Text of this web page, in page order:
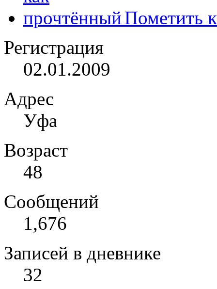
Пометить
Регистрация
02.01.2009
Адрес
Уфа
Возраст
48
Сообщений
1,676
Записей в дневнике
32